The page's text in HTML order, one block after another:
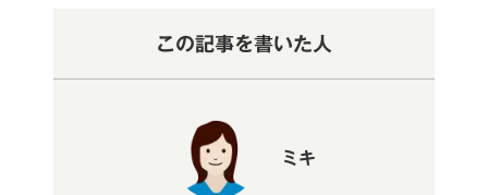
この記事を書いた人
ミキ